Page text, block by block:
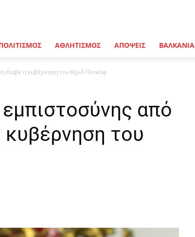
ΑΘΛΗΤΙΣΜΟΣ ΑΠΟΨΕΙΣ ΒΑΛΚΑΝΙΑ
η κυβέρνηση του Κίριλ Πετκόφ
από
του